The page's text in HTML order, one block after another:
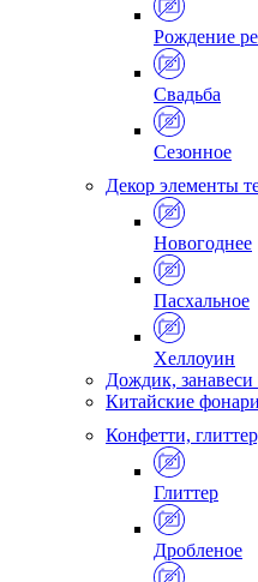
Рождение
Свадьба
Сезонное
Декор элементы
Новогоднее
Пасхальное
Хеллоуин
Дождик,
Китайские
Конфетти,
Глиттер
Дробленое